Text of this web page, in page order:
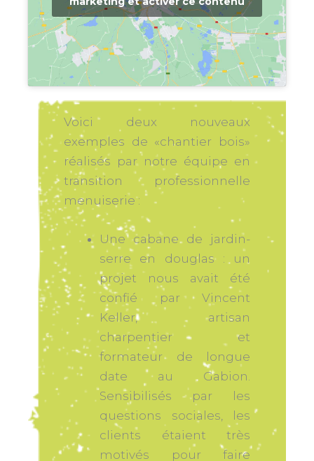
Voici deux nouveaux
exemples de «chantier bois»
réalisés par notre équipe en
transition professionnelle
menuiserie :
Une cabane de jardin-
serre en douglas : un
projet nous avait été
confié par Vincent
Keller, artisan
charpentier et
formateur de longue
date au Gabion.
Sensibilisés par les
questions sociales, les
clients étaient très
motivés pour faire